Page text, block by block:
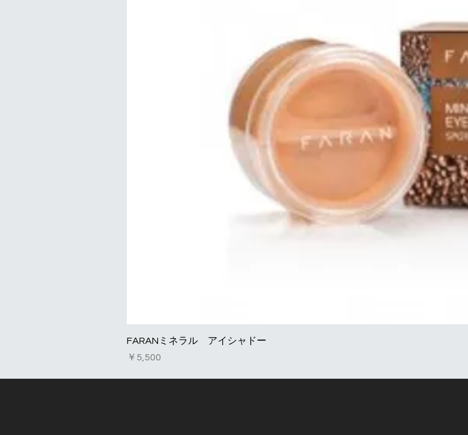
FARANミネラル アイシャドー
価格
￥5,500